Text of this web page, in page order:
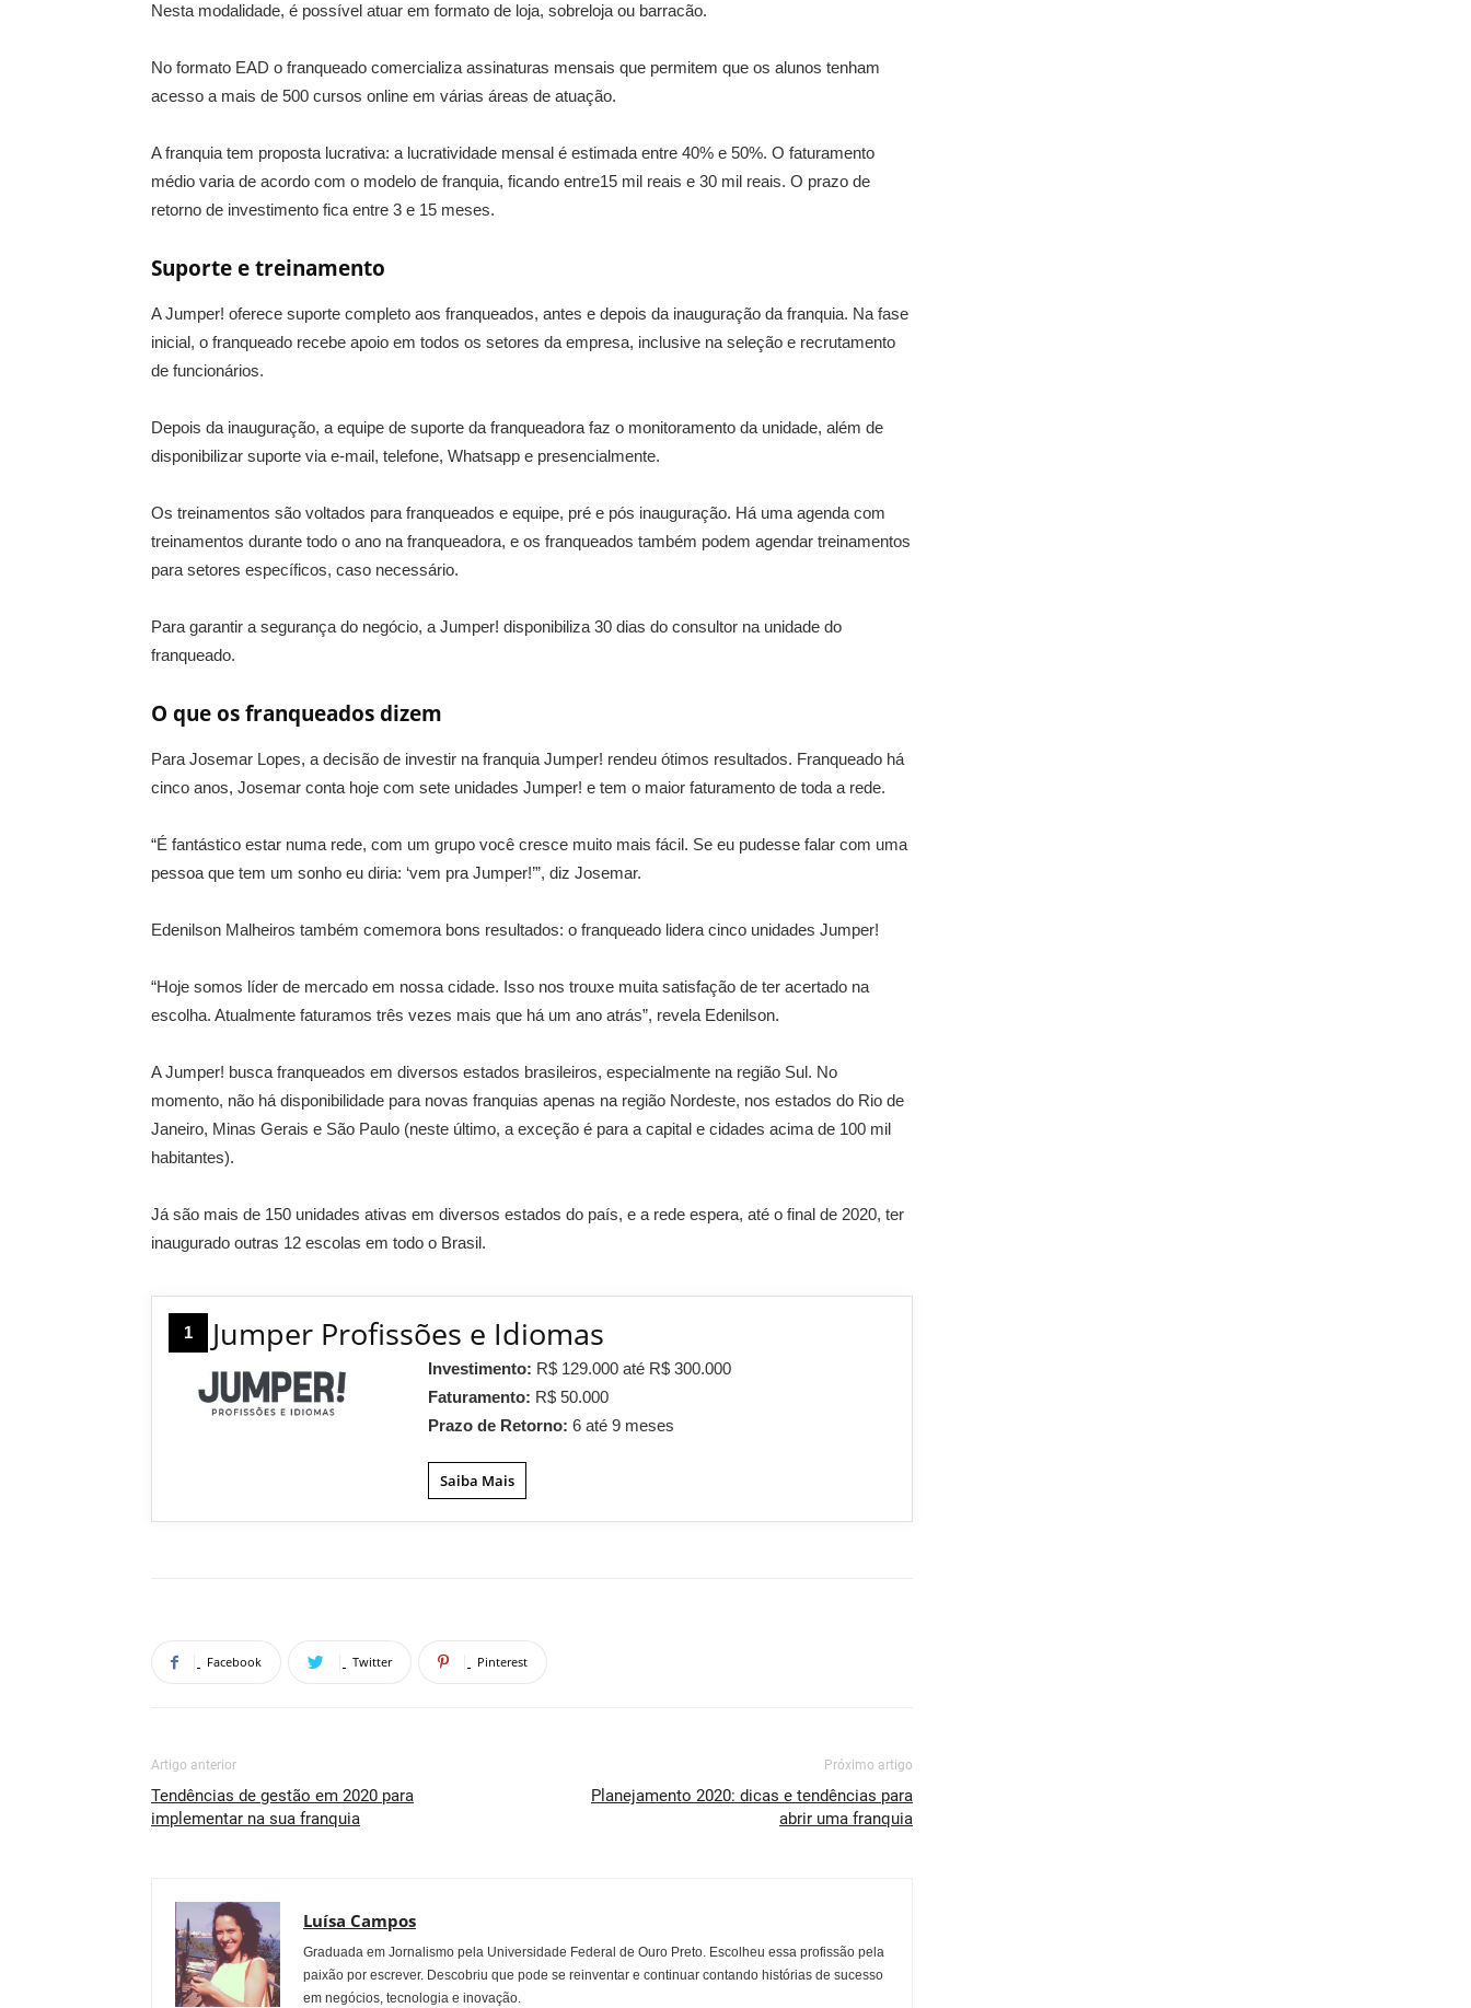
Nesta modalidade, é possível atuar em formato de loja, sobreloja ou barracão.
No formato EAD o franqueado comercializa assinaturas mensais que permitem que os alunos tenham
acesso a mais de 500 cursos online em várias áreas de atuação.
A franquia tem proposta lucrativa: a lucratividade mensal é estimada entre 40% e 50%. O faturamento
médio varia de acordo com o modelo de franquia, ficando entre15 mil reais e 30 mil reais. O prazo de
retorno de investimento fica entre 3 e 15 meses.
Suporte e treinamento
A Jumper! oferece suporte completo aos franqueados, antes e depois da inauguração da franquia. Na fase
inicial, o franqueado recebe apoio em todos os setores da empresa, inclusive na seleção e recrutamento
de funcionários.
Depois da inauguração, a equipe de suporte da franqueadora faz o monitoramento da unidade, além de
disponibilizar suporte via e-mail, telefone, Whatsapp e presencialmente.
Os treinamentos são voltados para franqueados e equipe, pré e pós inauguração. Há uma agenda com
treinamentos durante todo o ano na franqueadora, e os franqueados também podem agendar treinamentos
para setores específicos, caso necessário.
Para garantir a segurança do negócio, a Jumper! disponibiliza 30 dias do consultor na unidade do
franqueado.
O que os franqueados dizem
Para Josemar Lopes, a decisão de investir na franquia Jumper! rendeu ótimos resultados. Franqueado há
cinco anos, Josemar conta hoje com sete unidades Jumper! e tem o maior faturamento de toda a rede.
“É fantástico estar numa rede, com um grupo você cresce muito mais fácil. Se eu pudesse falar com uma
pessoa que tem um sonho eu diria: ‘vem pra Jumper!’”, diz Josemar.
Edenilson Malheiros também comemora bons resultados: o franqueado lidera cinco unidades Jumper!
“Hoje somos líder de mercado em nossa cidade. Isso nos trouxe muita satisfação de ter acertado na
escolha. Atualmente faturamos três vezes mais que há um ano atrás”, revela Edenilson.
A Jumper! busca franqueados em diversos estados brasileiros, especialmente na região Sul. No
momento, não há disponibilidade para novas franquias apenas na região Nordeste, nos estados do Rio de
Janeiro, Minas Gerais e São Paulo (neste último, a exceção é para a capital e cidades acima de 100 mil
habitantes).
Já são mais de 150 unidades ativas em diversos estados do país, e a rede espera, até o final de 2020, ter
inaugurado outras 12 escolas em todo o Brasil.
1 Jumper Profissões e Idiomas
Investimento: R$ 129.000 até R$ 300.000
Faturamento: R$ 50.000
Prazo de Retorno:6 até 9 meses
Saiba Mais
Facebook Twitter Pinterest
Artigo anterior
Tendências de gestão em 2020 para
implementar na sua franquia
Próximo artigo
Planejamento 2020: dicas e tendências para
abrir uma franquia
Luísa Campos
Graduada em Jornalismo pela Universidade Federal de Ouro Preto. Escolheu essa profissão pela
paixão por escrever. Descobriu que pode se reinventar e continuar contando histórias de sucesso
em negócios, tecnologia e inovação.